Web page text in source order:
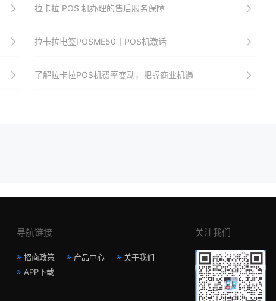
拉卡拉 POS 机办理的售后服务保障
拉卡拉电签POSME50丨POS机激话
了解拉卡拉POS机费率变动，把握商业机遇
导航链接
招商政策 产品中心
关于我们
APP下载
关注我们